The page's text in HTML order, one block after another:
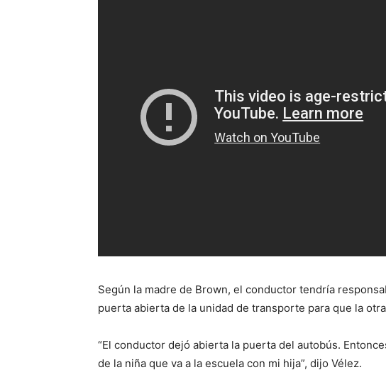
Según la madre de Brown, el conductor tendría
puerta abierta de la unidad de transporte para que la
“El conductor dejó abierta la puerta del autobús.
de la niña que va a la escuela con mi hija”, dijo Vélez.